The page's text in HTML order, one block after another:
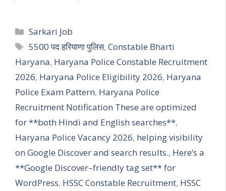
Categories
Sarkari Job
Tags
5500 पद हरियाणा पुलिस,Constable Bharti
Haryana, Haryana Police Constable Recruitment
2026, Haryana Police Eligibility 2026, Haryana
Police Exam Pattern, Haryana Police
Recruitment Notification These are optimized
for **both Hindi and English searches**,
Haryana Police Vacancy 2026, helping visibility
on Google Discover and search results., Here’s a
**Google Discover–friendly tag set** for
WordPress, HSSC Constable Recruitment, HSSC